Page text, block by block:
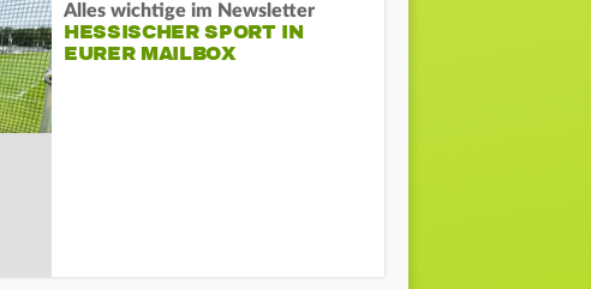
Alles wichtige im Newsletter
HESSISCHER SPORT IN
EURER MAILBOX